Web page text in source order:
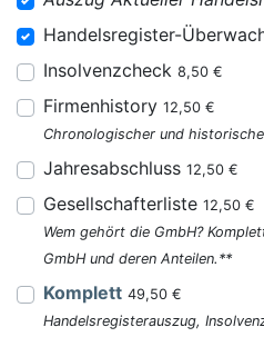
Handelsregister-
Insolvenzcheck 8,50 €
Firmenhistory 12,50 €
Chronologischer und
Jahresabschluss 12,50 €
Gesellschafterliste 12,50 €
Wem gehört die GmbH?
GmbH und deren Anteilen.**
Komplett 49,50 €
Handelsregisterauszug,